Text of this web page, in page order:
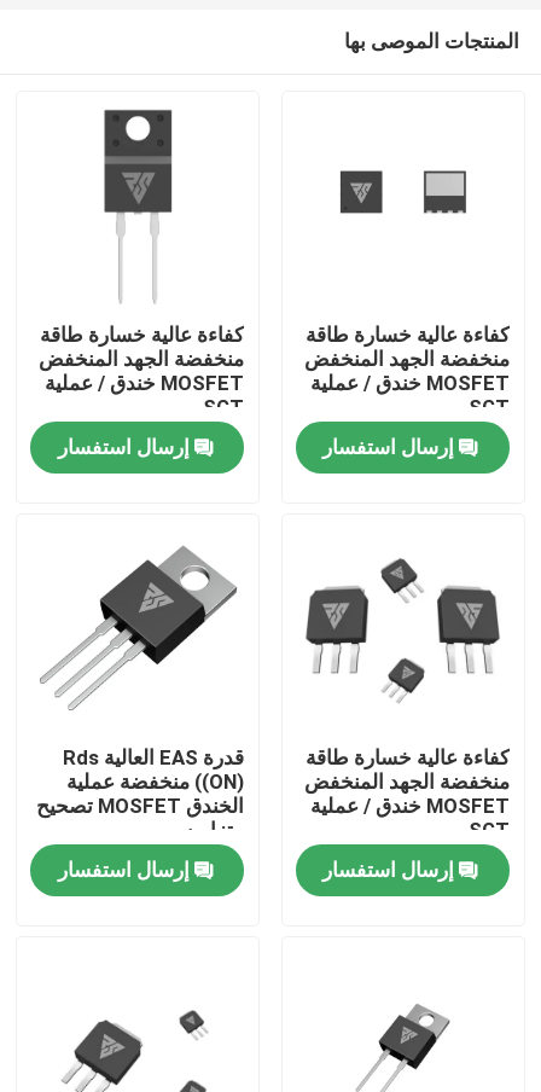
المنزل
المنتجات
جولة في المعمل
رقابة جودة
اتصل بنا
أخبار
موسفيت عالي الطاقة
كربيد السيليكون موسفيت
المنتجات الموصى بها
كفاءة عالية خسارة طاقة
منخفضة الجهد المنخفض
MOSFET خندق / عملية
SGT
إرسال استفسار
كفاءة عالية خسارة طاقة
منخفضة الجهد المنخفض
MOSFET خندق / عملية
SGT
إرسال استفسار
كفاءة عالية خسارة طاقة
منخفضة الجهد المنخفض
MOSFET خندق / عملية
SGT
إرسال استفسار
قدرة EAS العالية Rds
((ON) منخفضة عملية
الخندق MOSFET تصحيح
متزامن
إرسال استفسار